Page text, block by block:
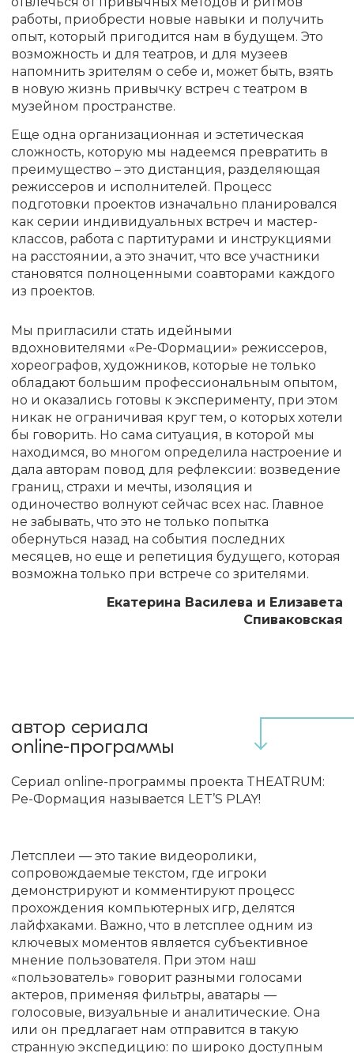
работы, приобрести новые навыки и получить
опыт, который пригодится нам в будущем. Это
возможность и для театров, и для музеев
напомнить зрителям о себе и, может быть, взять
в новую жизнь привычку встреч с театром в
музейном пространстве.
Еще одна организационная и эстетическая
сложность, которую мы надеемся превратить в
преимущество – это дистанция, разделяющая
режиссеров и исполнителей. Процесс
подготовки проектов изначально планировался
как серии индивидуальных встреч и мастер-
классов, работа с партитурами и инструкциями
на расстоянии, а это значит, что все участники
становятся полноценными соавторами каждого
из проектов.
Мы пригласили стать идейными
вдохновителями «Ре-Формации» режиссеров,
хореографов, художников, которые не только
обладают большим профессиональным опытом,
но и оказались готовы к эксперименту, при этом
никак не ограничивая круг тем, о которых хотели
бы говорить. Но сама ситуация, в которой мы
находимся, во многом определила настроение и
дала авторам повод для рефлексии: возведение
границ, страхи и мечты, изоляция и
одиночество волнуют сейчас всех нас. Главное
не забывать, что это не только попытка
обернуться назад на события последних
месяцев, но еще и репетиция будущего, которая
возможна только при встрече со зрителями.
Екатерина Василева и Елизавета
Спиваковская
автор сериала
online-программы
Сериал online-программы проекта THEATRUM:
Ре-Формация называется LET’S PLAY!
Летсплеи — это такие видеоролики,
сопровождаемые текстом, где игроки
демонстрируют и комментируют процесс
прохождения компьютерных игр, делятся
лайфхаками. Важно, что в летсплее одним из
ключевых моментов является субъективное
мнение пользователя. При этом наш
«пользователь» говорит разными голосами
актеров, применяя фильтры, аватары —
голосовые, визуальные и аналитические. Она
или он предлагает нам отправится в такую
странную экспедицию: по широко доступным